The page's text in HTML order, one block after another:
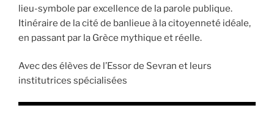
lieu-symbole par excellence de la parole publique.
Itinéraire de la cité de banlieue à la citoyenneté idéale,
en passant par la Grèce mythique et réelle.
Avec des élèves de l’Essor de Sevran et leurs
institutrices spécialisées